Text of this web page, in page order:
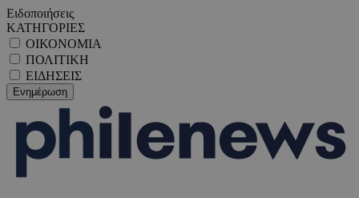
Ειδοποιήσεις
ΚΑΤΗΓΟΡΙΕΣ
ΟΙΚΟΝΟΜΙΑ
ΠΟΛΙΤΙΚΗ
ΕΙΔΗΣΕΙΣ